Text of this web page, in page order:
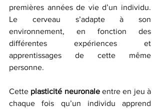
premières années de vie d’un individu.
Le cerveau s’adapte à son
environnement, en fonction des
différentes expériences et
apprentissages de cette même
personne.
Cette plasticité neuronale entre en jeu à
chaque fois qu’un individu apprend